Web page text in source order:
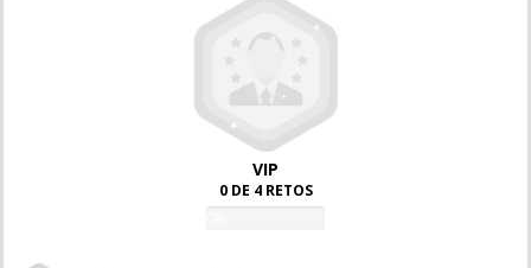
VIP
0 DE 4 RETOS